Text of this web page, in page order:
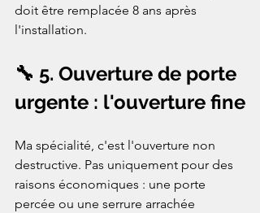
doit être remplacée 8 ans après
l'installation.
🔧 5. Ouverture de porte
urgente : l'ouverture fine
Ma spécialité, c'est l'ouverture non
destructive. Pas uniquement pour des
raisons économiques : une porte
percée ou une serrure arrachée